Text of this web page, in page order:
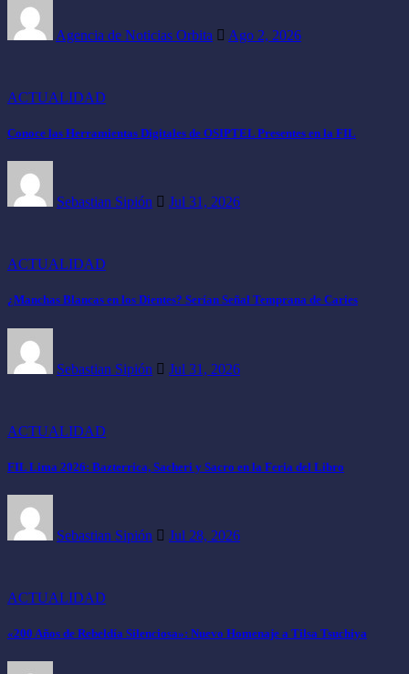
Agencia de Noticias Orbita Ago 2, 2026
ACTUALIDAD
Conoce las Herramientas Digitales de OSIPTEL Presentes en la FIL
Sebastian Sipión Jul 31, 2026
ACTUALIDAD
¿Manchas Blancas en los Dientes? Serían Señal Temprana de Caries
Sebastian Sipión Jul 31, 2026
ACTUALIDAD
FIL Lima 2026: Bazterrica, Sacheri y Sacro en la Feria del Libro
Sebastian Sipión Jul 28, 2026
ACTUALIDAD
«200 Años de Rebeldía Silenciosa»: Nuevo Homenaje a Tilsa Tsuchiya